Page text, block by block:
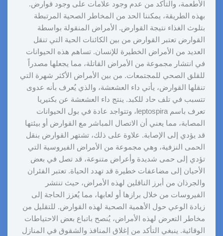
الأطعمة، والتأكد من عدم وجود علامات على وجود قوارض.
بهذه الطريقة، يمكننا الحد من المخاطر الصحية المرتبطة
بتلوث الغذاء نتيجة القوارض. الأمراض المنقولة بواسطة
القوارض تعتبر القوارض من بين الكائنات الحية التي تنقل
العديد من الأمراض الخطيرة للإنسان. تساهم هذه الحيوانات
في انتشار مجموعة من الأمراض القاتلة، مما يجعلها مصدراً
للقلق الصحي للمجتمعات. من بين الأمراض الأكثر شهرة التي
تنقلها القوارض، يأتي داء العشعشة، والذي يُعرف بأنه عدوى
تتسبب في تلف حاد للكبد. ينتج داء العشعشة عن بكتيريا
تعرف باسم leptospira، وتتواجد عادة في بول الحيوانات
المصابة، مما يعني أن الاتصال المباشر مع القوارض أو بيئتها
قد يؤدي إلى الإصابة. علاوة على ذلك، تشتهر القوارض بنقل
الحمى النزفية، وهي مجموعة من الأمراض الفيروسية التي
تؤدي إلى حمى شديدة وأعراض متنوعة، قد تصل في بعض
الأحيان إلى مضاعفات خطيرة قد تهدد الحياة. تعتبر الفئران
والجرذان من أبرز الناقلين لهذه الأمراض، حيث تنتشر
الفيروسات من خلال برازها أو لعابها، مما يُعزز الحاجة إلى
زيادة الوعي حول الأهمية الصحية لهذه القوارض. للتقليل من
مخاطر التعرض لهذه الأمراض، يُنصح باتباع بعض الاحتياطات
الوقائية. ينبغي التأكد من إغلاق المنافذ والشقوق في المنازل